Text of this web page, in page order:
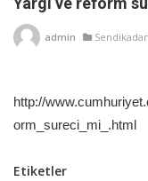
admin
http://
orm_sureci_mi_.html
Etiketler